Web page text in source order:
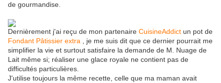
de gourmandise.
Dernièrement j'ai reçu de mon partenaire CuisineAddict un pot de
Fondant Pâtissier extra , je me suis dit que ce dernier pourrait me
simplifier la vie et surtout satisfaire la demande de M. Nuage de
Lait même si; réaliser une glace royale ne contient pas de
difficultés particulières.
J'utilise toujours la même recette, celle que ma maman avait